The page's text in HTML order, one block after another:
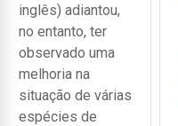
inglês) adiantou,
no entanto, ter
observado uma
melhoria na
situação de várias
espécies de